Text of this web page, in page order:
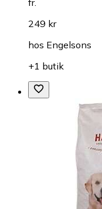
249 kr
hos Engelsons
+1 butik